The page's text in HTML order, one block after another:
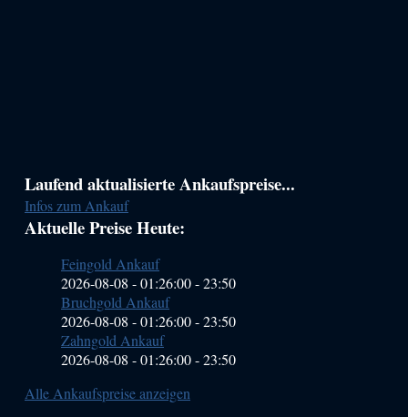
Haupt-
Sidebar
(Primary)
Laufend aktualisierte Ankaufspreise...
Infos zum Ankauf
Aktuelle Preise Heute:
Feingold Ankauf
2026-08-08 - 01:26:00-23:50
Bruchgold Ankauf
2026-08-08 - 01:26:00-23:50
Zahngold Ankauf
2026-08-08 - 01:26:00-23:50
Alle Ankaufspreise anzeigen